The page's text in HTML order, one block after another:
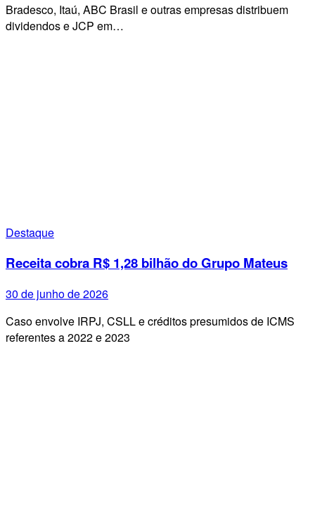
Bradesco, Itaú, ABC Brasil e outras empresas distribuem
dividendos e JCP em…
Destaque
Receita cobra R$ 1,28 bilhão do Grupo Mateus
30 de junho de 2026
Caso envolve IRPJ, CSLL e créditos presumidos de ICMS
referentes a 2022 e 2023